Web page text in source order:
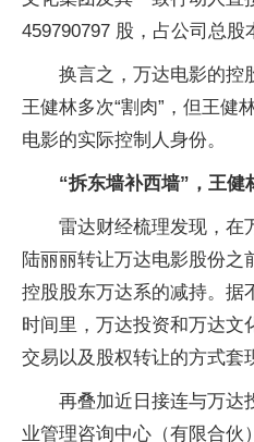
459790797 股，占公司总股
换言之，万达电影的控
王健林多次“割肉”，但王健
电影的实际控制人身份。
“拆东墙补西墙”，王
雷达财经梳理发现，在
陆丽丽转让万达电影股份之
控股股东万达系的减持。据
时间里，万达投资和万达文
交易以及股权转让的方式套
再叠加近日接连与万达
业管理咨询中心（有限合伙